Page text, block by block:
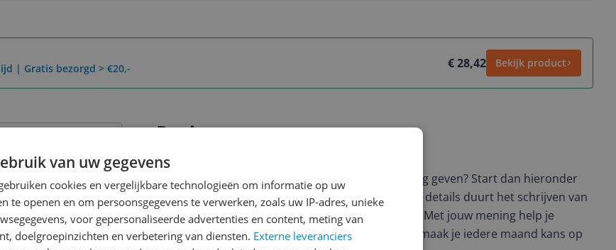
| Gratis bezorgd > €20,- € 28,42 Bekijk product
Reviews
Heb jij dit product in bezit en wil je graag je mening geven? Start dan hieronder
met het schrijven van je review. Afhankelijk van de details duurt het schrijven van
een review gemiddeld tussen de 3 en 10 minuten. Met jouw mening help je
andere bezoekers een betere keuze te maken én maak je iedere maand kans op
van uw gegevens
cookies en vergelijkbare technologieën om informatie op uw
te openen en om persoonsgegevens te verwerken, zoals uw IP-adres, unieke
voor gepersonaliseerde advertenties en content, meting van
doelgroepinzichten en verbetering van diensten. Externe leveranciers